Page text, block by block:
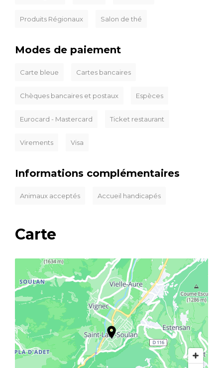
Produits Régionaux Salon de thé
Modes de paiement
Carte bleue Cartes bancaires
Chèques bancaires et postaux Espèces
Eurocard - Mastercard Ticket restaurant
Virements Visa
Informations complémentaires
Animaux acceptés Accueil handicapés
Carte